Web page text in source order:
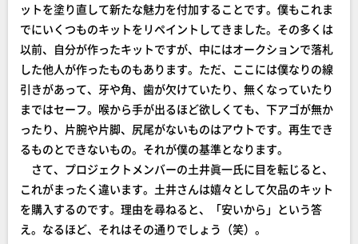
ットを塗り直して新たな魅力を付加することです。僕もこれま
でにいくつものキットをリペイントしてきました。その多くは
以前、自分が作ったキットですが、中にはオークションで落札
した他人が作ったものもあります。ただ、ここには僕なりの線
引きがあって、牙や角、歯が欠けていたり、無くなっていたり
まではセーフ。喉から手が出るほど欲しくても、下アゴが無か
ったり、片腕や片脚、尻尾がないものはアウトです。再生でき
るものとできないもの。それが僕の基準となります。
さて、プロジェクトメンバーの土井眞一氏に目を転じると、
これがまったく違います。土井さんは嬉々として欠品のキット
を購入するのです。理由を尋ねると、「安いから」という答
え。なるほど、それはその通りでしょう（笑）。